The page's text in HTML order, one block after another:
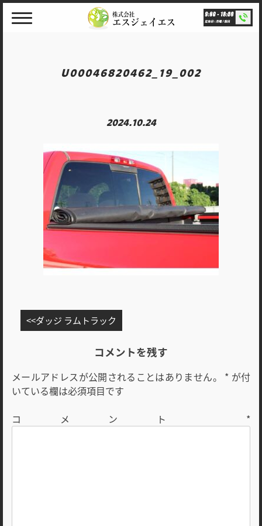
U00046820462_19_002
2024.10.24
稿
ゲ
ー
ョ
ダッジ ラムトラック
コメントを残す
メールアドレスが公開されることはありません。 * が付
いている欄は必須項目です
コメント *